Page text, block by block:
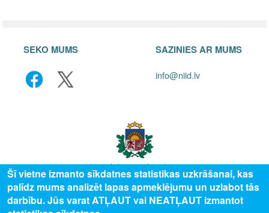
SEKO MUMS SAZINIES AR MUMS
info@niid.lv
© 2025 Valsts izglītības attīstības aģentūra, publicētā satura visas tiesības
Šī vietne izmanto sīkdatnes statistikas uzkrāšanai, kas
palīdz mums analizēt lapas apmeklējumu un uzlabot tās
darbību. Jūs varat ATĻAUT vai NEATĻAUT izmantot